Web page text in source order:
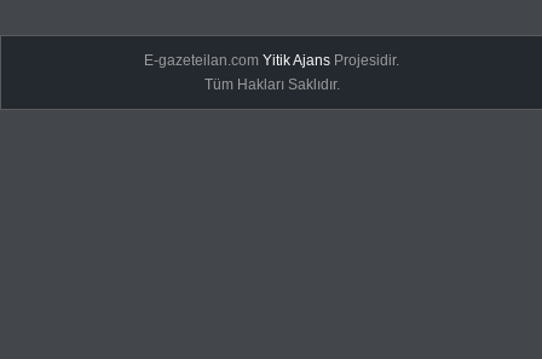
E-gazeteilan.comYitik Ajans Projesidir.
Tüm Hakları Saklıdır.